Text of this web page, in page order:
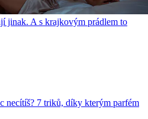
jinak. A s krajkovým prádlem to
necítíš? 7 triků, díky kterým parfém